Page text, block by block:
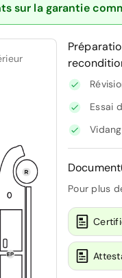
sur la garantie
Essai
Pour plus